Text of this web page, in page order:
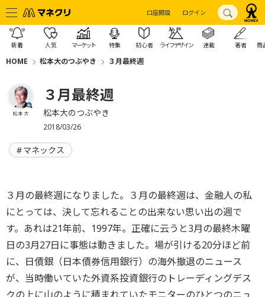
口座開設 ログイン
新着 人気 マーケット 特集 初心者 ライフデザイン 連載 著者 商
HOME 松本大のつぶやき ３月最終週
松本 大
３月最終週
松本大のつぶやき
2018/03/26
マネックス
３月の最終週になりました。３月の最終週は、金融人の私
にとっては、決して忘れることの出来ない思い出の週で
す。あれは21年前、1997年。正確に云うと3月の最終木曜
日の3月27日に事態は動きました。場が引ける20分ほど前
に、日債銀（日本債券信用銀行）の海外撤退のニュース
が、当時働いていた外資系投資銀行のトレーディングデス